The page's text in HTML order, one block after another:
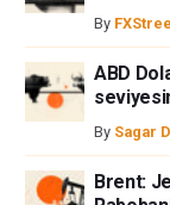
verilmiştir ve yatırım
çıkabilecek herhangi
herhangi bir kayıp
By
ABD
By Sagar
Brent: